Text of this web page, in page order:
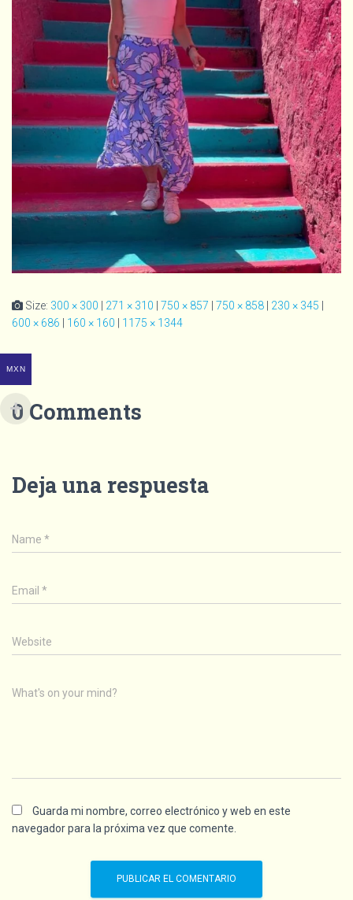
Size: 300 × 300 271 × 310 750 × 857 750 × 858 230 × 345
600 × 686
160 × 160 1175 × 1344
0 Comments
Deja una respuesta
Name *
Email *
Website
What's on your mind?
Guarda mi nombre, correo electrónico y web en este
navegador para la próxima vez que comente.
MXN